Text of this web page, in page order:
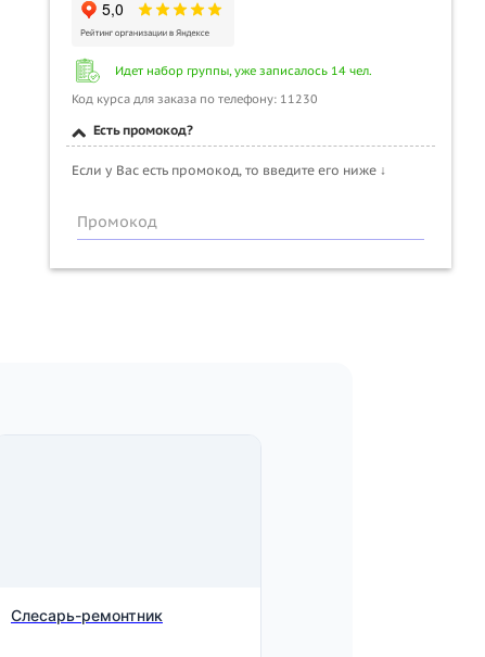
Идет набор группы, уже записалось 14 чел.
Код курса для заказа по телефону: 11230
Есть промокод?
Если у Вас есть промокод, то введите его ниже ↓
Промокод
Слесарь-ремонтник